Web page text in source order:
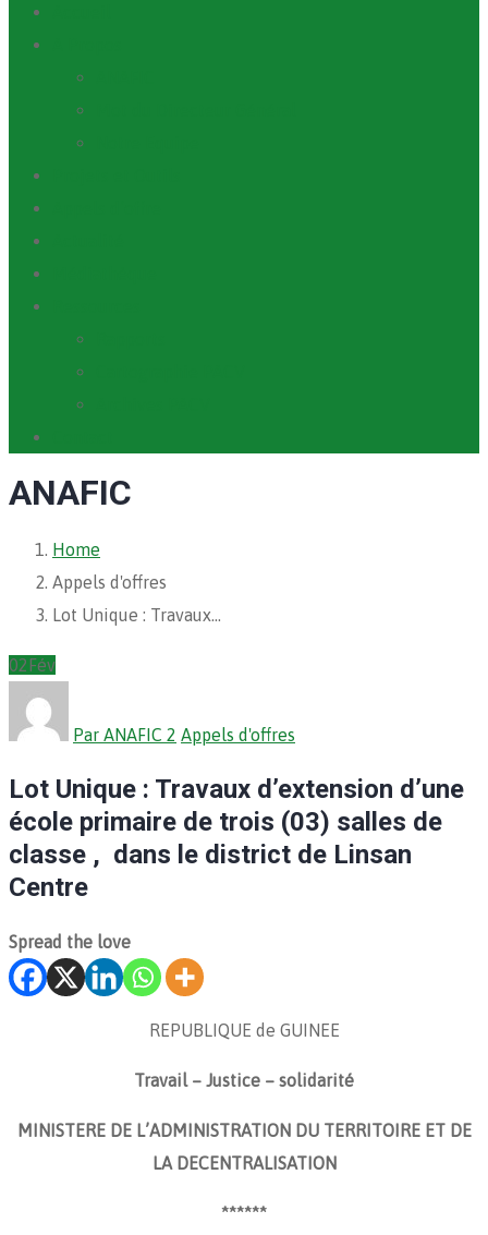
ANAFIC
Home
Appels d'offres
Lot Unique : Travaux…
02Fév
Par ANAFIC 2 Appels d'offres
Lot Unique : Travaux d’extension d’une
école primaire de trois (03) salles de
classe , dans le district de Linsan
Centre
Spread the love
REPUBLIQUE de GUINEE
Travail – Justice – solidarité
MINISTERE DE L’ADMINISTRATION DU TERRITOIRE ET DE
LA DECENTRALISATION
******